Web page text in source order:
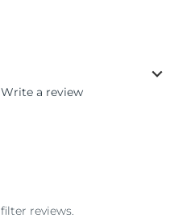
Write a review